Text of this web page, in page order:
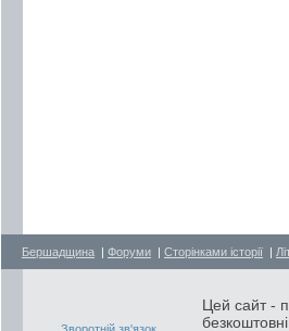
Бершадщина | Форуми | Сторінками історії |
Цей сайт -